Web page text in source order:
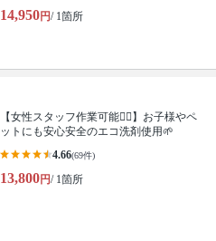
14,950円/ 1箇所
【女性スタッフ作業可能🙆‍♀️】お子様やペ
ットにも安心安全のエコ洗剤使用🌱
4.66(69件)
13,800円/ 1箇所